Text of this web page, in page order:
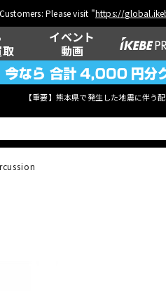
Please visit "https://
イベント
動画
【重要】熊本県で発生した地震に伴う